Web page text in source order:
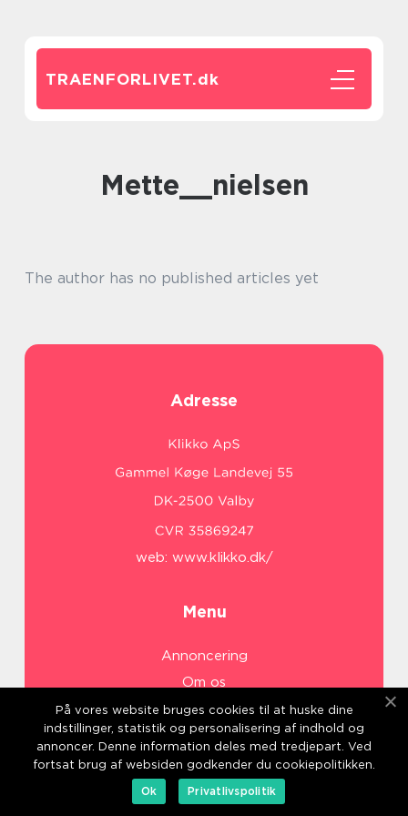
TRAENFORLIVET.dk
mette__nielsen
The author has no published articles yet
Adresse
web: www.klikko.dk/
Menu
Annoncering
Om os
Cookies
Kontakt os
Sitemap
På vores website bruges cookies til at huske dine
indstillinger, statistik og personalisering af indhold og
annoncer. Denne information deles med tredjepart. Ved
fortsat brug af websiden godkender du cookiepolitikken.
Ok
Privatlivspolitik